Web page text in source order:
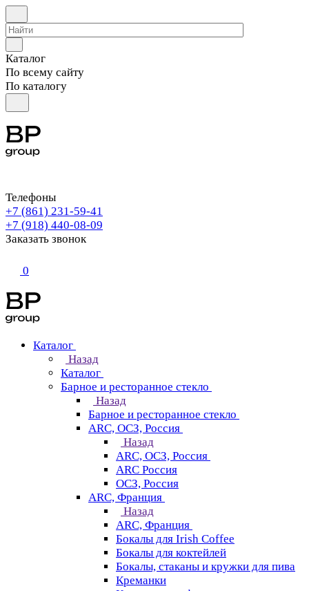
Каталог
По всему сайту
По каталогу
Телефоны
+7 (861) 231-59-41
+7 (918) 440-08-09
Заказать звонок
0
Каталог
Назад
Каталог
Барное и ресторанное стекло
Назад
Барное и ресторанное стекло
ARC, ОСЗ, Россия
Назад
ARC, ОСЗ, Россия
ARC Россия
ОСЗ, Россия
ARC, Франция
Назад
ARC, Франция
Бокалы для Irish Coffee
Бокалы для коктейлей
Бокалы, стаканы и кружки для пива
Креманки